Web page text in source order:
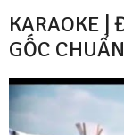
KARAOKE |
GỐC CHUẨN